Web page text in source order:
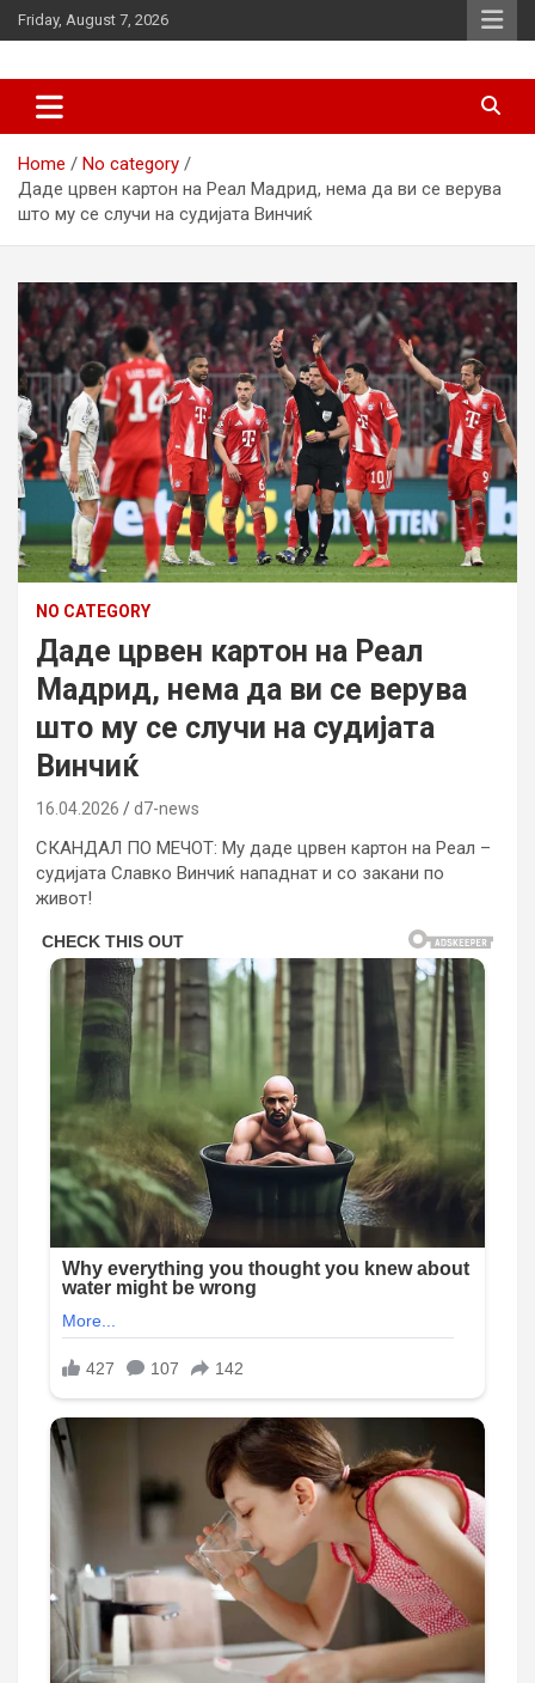
Skip
to
Friday, August 7, 2026
d7-news.com
Home
No category
Даде црвен картон на Реал Мадрид, нема да ви се верува
што му се случи на судијата Винчиќ
NO CATEGORY
Даде црвен картон на Реал
Мадрид, нема да ви се верува
што му се случи на судијата
Винчиќ
16.04.2026 d7-news
СКАНДАЛ ПО МЕЧОТ: Му даде црвен картон на Реал –
судијата Славко Винчиќ нападнат и со закани по
живот!